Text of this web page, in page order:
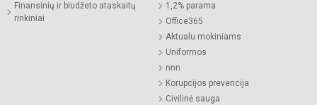
Finansinių ir biudžeto ataskaitų
rinkiniai
1,2% parama
Office365
Aktualu mokiniams
Uniformos
nnn
Korupcijos prevencija
Civilinė sauga